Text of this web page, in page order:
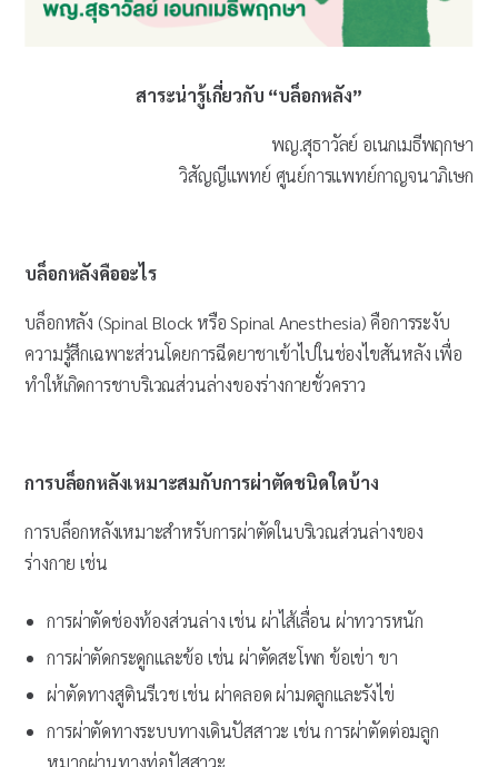
สาระน่ารู้เกี่ยวกับ “บล็อกหลัง”
พญ.สุธาวัลย์ อเนกเมธีพฤกษา
วิสัญญีแพทย์ ศูนย์การแพทย์กาญจนาภิเษก
บล็อกหลังคืออะไร
บล็อกหลัง (Spinal Block หรือ Spinal Anesthesia) คือการระงับ
ความรู้สึกเฉพาะส่วนโดยการฉีดยาชาเข้าไปในช่องไขสันหลัง เพื่อ
ทำให้เกิดการชาบริเวณส่วนล่างของร่างกายชั่วคราว
การบล็อกหลังเหมาะสมกับการผ่าตัดชนิดใดบ้าง
การบล็อกหลังเหมาะสำหรับการผ่าตัดในบริเวณส่วนล่างของ
ร่างกาย เช่น
การผ่าตัดช่องท้องส่วนล่าง เช่น ผ่าไส้เลื่อน ผ่าทวารหนัก
การผ่าตัดกระดูกและข้อ เช่น ผ่าตัดสะโพก ข้อเข่า ขา
ผ่าตัดทางสูตินรีเวช เช่น ผ่าคลอด ผ่ามดลูกและรังไข่
การผ่าตัดทางระบบทางเดินปัสสาวะ เช่น การผ่าตัดต่อมลูก
หมากผ่านทางท่อปัสสาวะ